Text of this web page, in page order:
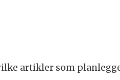
artikler som